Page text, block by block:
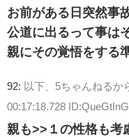
お前がある日突然事
公道に出るって事は
親にその覚悟をする
92: 以下、5ちゃんねるか
00:17:18.728
親も>>１の性格も考